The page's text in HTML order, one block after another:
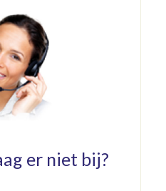
er niet bij?